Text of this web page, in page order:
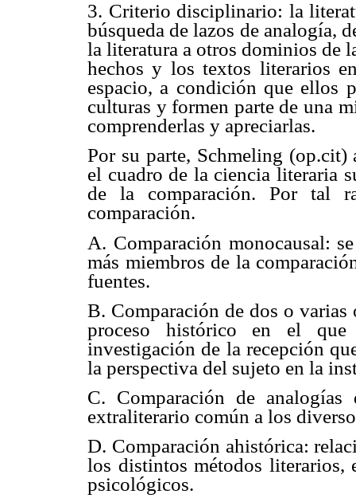
3. Criterio disciplinario: la
búsqueda de lazos de analogía,
la literatura a otros dominios de
hechos y los textos literarios
espacio, a condición que ellos
culturas y formen parte de una
comprenderlas y apreciarlas.
Por su parte, Schmeling
el cuadro de la ciencia literaria
de la comparación. Por tal
comparación.
A. Comparación monocausal:
más miembros de la
fuentes.
B. Comparación de dos o varias
proceso histórico en el
investigación de la recepción
la perspectiva del sujeto en la
C. Comparación de
extraliterario común a los
D. Comparación ahistórica:
los distintos métodos literarios,
psicológicos.